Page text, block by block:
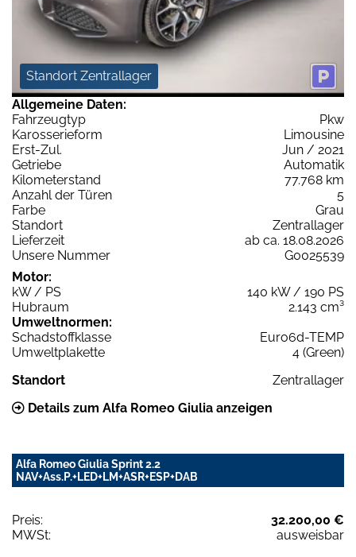
Standort Zentrallager
Allgemeine Daten:
Fahrzeugtyp
Pkw
Karosserieform
Limousine
Erst-Zul.
Jun / 2021
Getriebe
Automatik
Kilometerstand
77.768 km
Anzahl der Türen
5
Farbe
Grau
Standort
Zentrallager
Lieferzeit
ab ca. 18.08.2026
Unsere Nummer
G0025539
Motor:
kW / PS
140 kW / 190 PS
Hubraum
2.143 cm³
Umweltnormen:
Schadstoffklasse
Euro6d-TEMP
Umweltplakette
4 (Green)
Standort
Zentrallager
Details zum Alfa Romeo Giulia anzeigen
Alfa Romeo Giulia Sprint 2.2
NAV+Ass.P.+LED+LM+ASR+ESP+DAB
Preis:
32.200,00 €
MWSt:
ausweisbar